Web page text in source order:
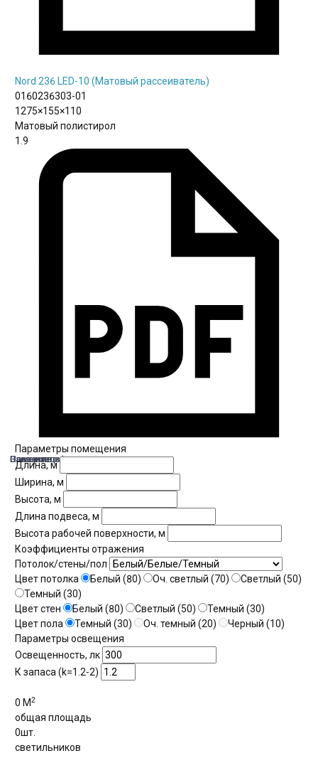
Nord 236 LED-10 (Матовый рассеиватель)
0160236303-01
1275×155×110
Матовый полистирол
1.9
Параметры помещения
Длина, м
Ширина, м
Высота, м
Длина подвеса, м
Высота рабочей поверхности, м
Коэффициенты отражения
Потолок/стены/пол
Цвет потолка
Белый (80) Оч. светлый (70)
Светлый (50)
Темный (30)
Цвет стен
Белый (80) Светлый (50)
Темный (30)
Цвет пола
Темный (30) Оч. темный (20)
Черный (10)
Параметры освещения
Освещенность, лк
К запаса (k=1.2-2)
0 М2
общая площадь
0шт.
светильников
Ваше имя
Организация
Номер телефона
Описание расчета